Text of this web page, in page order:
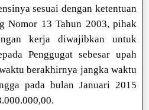
sesuai dengan ketentuan
Nomor 13 Tahun 2003, pihak
kerja diwajibkan untuk
Penggugat sebesar upah
berakhirnya jangka waktu
pada bulan Januari 2015